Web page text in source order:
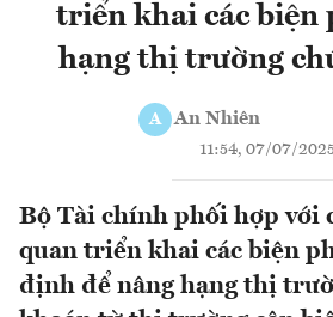
triển khai các biện
hạng thị trường
A An Nhiên
11:54, 07/07/2025
Bộ Tài chính phối hợp với
quan triển khai các biện
định để nâng hạng thị